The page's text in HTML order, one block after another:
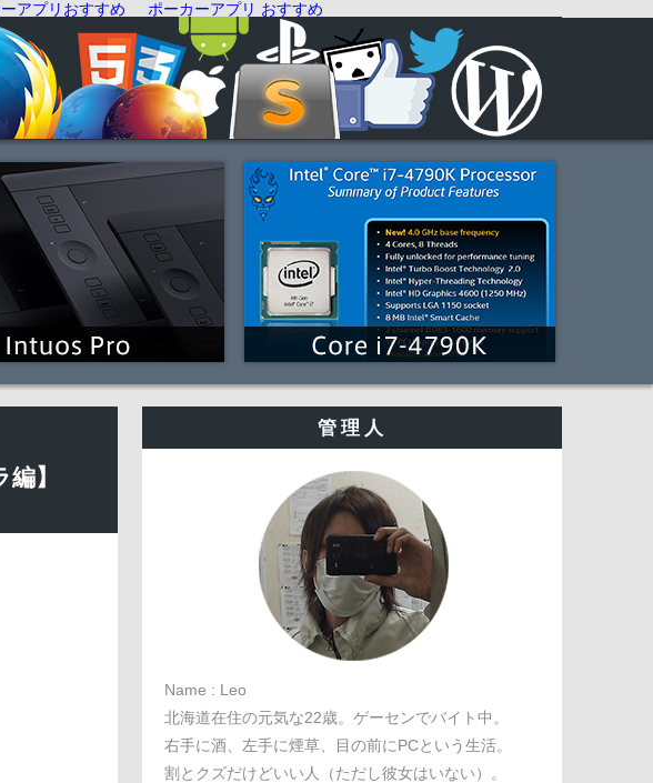
アプリおすすめ ポーカーアプリ おすすめ
】
管理人
Name : Leo
北海道在住の元気な22歳。ゲーセンでバイト中。
右手に酒、左手に煙草、目の前にPCという生活。
割とクズだけどいい人（ただし彼女はいない）。